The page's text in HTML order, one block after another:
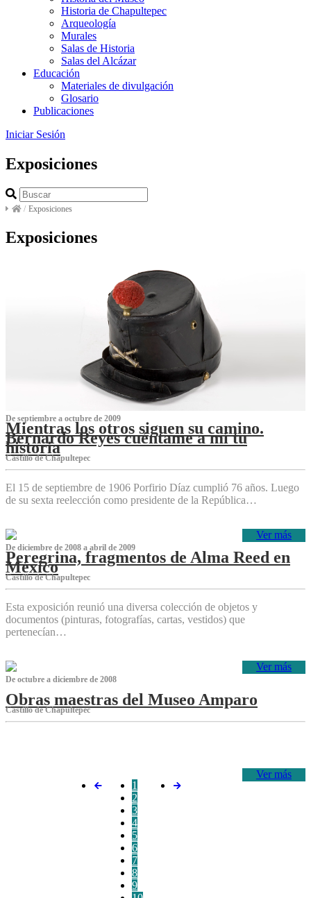
Historia de Chapultepec
Arqueología
Murales
Salas de Historia
Salas del Alcázar
Educación
Materiales de divulgación
Glosario
Publicaciones
Iniciar Sesión
Exposiciones
/ Exposiciones
Exposiciones
De septiembre a octubre de 2009
Mientras los otros siguen su camino.
Bernardo Reyes cuéntame a mí tu
historia
Castillo de Chapultepec
El 15 de septiembre de 1906 Porfirio Díaz cumplió 76 años. Luego
de su sexta reelección como presidente de la República…
Ver más
De diciembre de 2008 a abril de 2009
Peregrina, fragmentos de Alma Reed en
México
Castillo de Chapultepec
Esta exposición reunió una diversa colección de objetos y
documentos (pinturas, fotografías, cartas, vestidos) que
pertenecían…
Ver más
De octubre a diciembre de 2008
Obras maestras del Museo Amparo
Castillo de Chapultepec
Ver más
1
2
3
4
5
6
7
8
9